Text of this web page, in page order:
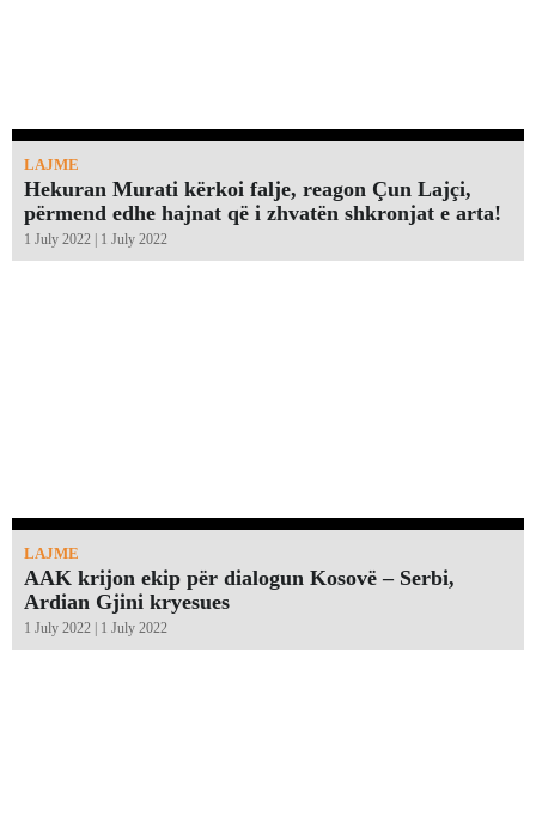
LAJME
Hekuran Murati kërkoi falje, reagon Çun Lajçi,
përmend edhe hajnat që i zhvatën shkronjat e arta!￼
1 July 2022 | 1 July 2022
LAJME
AAK krijon ekip për dialogun Kosovë – Serbi,
Ardian Gjini kryesues
1 July 2022 | 1 July 2022